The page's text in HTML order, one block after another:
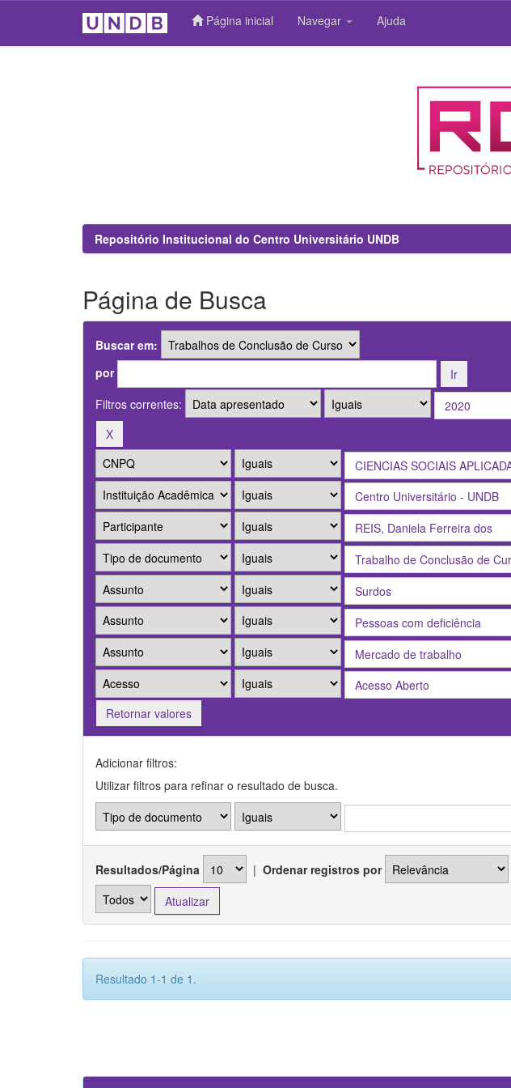
Página inicial Navegar Ajuda
Repositório Institucional do Centro Universitário UNDB
Página de Busca
Buscar em:
por
Filtros correntes:
Retornar valores
Adicionar filtros:
Utilizar filtros para refinar o resultado de busca.
Resultados/Página | Ordenar registros por
Resultado 1-1 de 1.